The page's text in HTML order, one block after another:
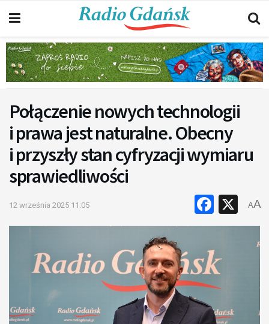
Połączenie nowych technologii
i prawa jest naturalne. Obecny
i przyszły stan cyfryzacji wymiaru
sprawiedliwości
12 września 2025 11:05 X
AA